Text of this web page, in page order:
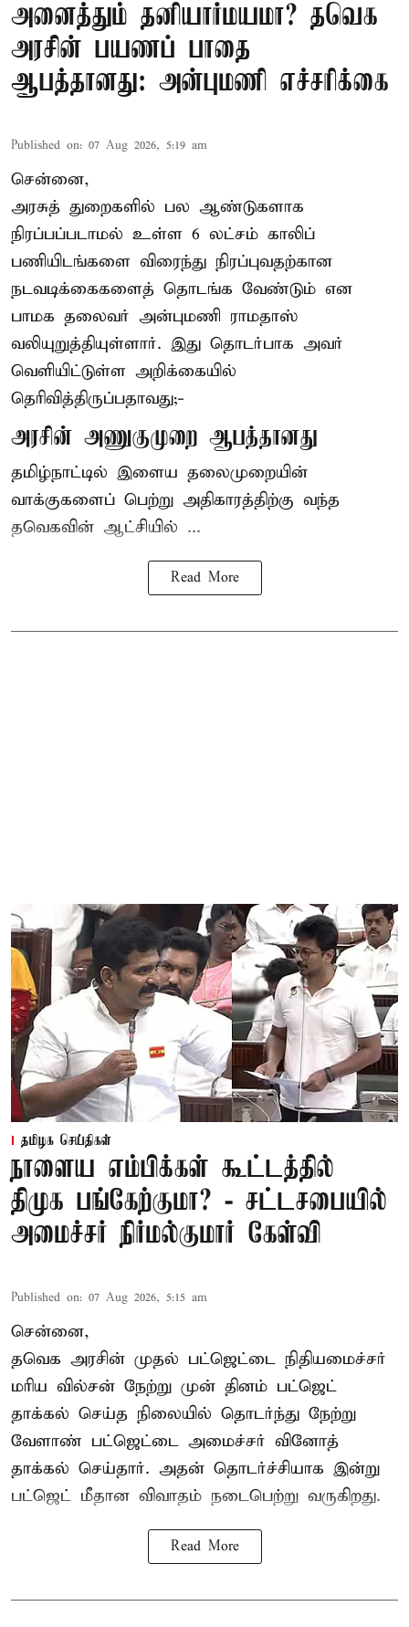
அனைத்தும் தனியார்மயமா? தவெக
அரசின் பயணப் பாதை
ஆபத்தானது: அன்புமணி எச்சரிக்கை
Published on: 07 Aug 2026, 5:19 am
சென்னை,
அரசுத் துறைகளில் பல ஆண்டுகளாக
நிரப்பப்படாமல் உள்ள 6 லட்சம் காலிப்
பணியிடங்களை விரைந்து நிரப்புவதற்கான
நடவடிக்கைகளைத் தொடங்க வேண்டும் என
பாமக தலைவர் அன்புமணி ராமதாஸ்
வலியுறுத்தியுள்ளார். இது தொடர்பாக அவர்
வெளியிட்டுள்ள அறிக்கையில்
தெரிவித்திருப்பதாவது;-
அரசின் அணுகுமுறை ஆபத்தானது
தமிழ்நாட்டில் இளைய தலைமுறையின்
வாக்குகளைப் பெற்று அதிகாரத்திற்கு வந்த
தவெகவின் ஆட்சியில் ...
Read More
தமிழக செய்திகள்
நாளைய எம்பிக்கள் கூட்டத்தில்
திமுக பங்கேற்குமா? - சட்டசபையில்
அமைச்சர் நிர்மல்குமார் கேள்வி
Published on: 07 Aug 2026, 5:15 am
சென்னை,
தவெக அரசின் முதல் பட்ஜெட்டை நிதியமைச்சர்
மரிய வில்சன் நேற்று முன் தினம் பட்ஜெட்
தாக்கல் செய்த நிலையில் தொடர்ந்து நேற்று
வேளாண் பட்ஜெட்டை அமைச்சர் வினோத்
தாக்கல் செய்தார். அதன் தொடர்ச்சியாக இன்று
பட்ஜெட் மீதான விவாதம் நடைபெற்று வருகிறது.
Read More